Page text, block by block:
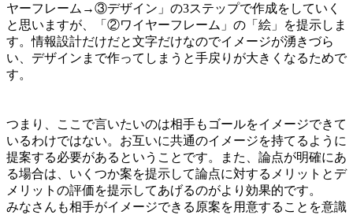
ヤーフレーム→③デザイン」の3ステップで作成をしていく
と思いますが、「②ワイヤーフレーム」の「絵」を提示しま
す。情報設計だけだと文字だけなのでイメージが湧きづら
い、デザインまで作ってしまうと手戻りが大きくなるためで
す。
つまり、ここで言いたいのは相手もゴールをイメージできて
いるわけではない。お互いに共通のイメージを持てるように
提案する必要があるということです。また、論点が明確にあ
る場合は、いくつか案を提示して論点に対するメリットとデ
メリットの評価を提示してあげるのがより効果的です。
みなさんも相手がイメージできる原案を用意することを意識